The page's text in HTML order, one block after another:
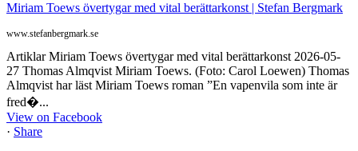
Miriam Toews övertygar med vital berättarkonst | Stefan Bergmark
www.stefanbergmark.se
Artiklar Miriam Toews övertygar med vital berättarkonst 2026-05-
27 Thomas Almqvist Miriam Toews. (Foto: Carol Loewen) Thomas
Almqvist har läst Miriam Toews roman ”En vapenvila som inte är
fred�...
View on Facebook
· Share